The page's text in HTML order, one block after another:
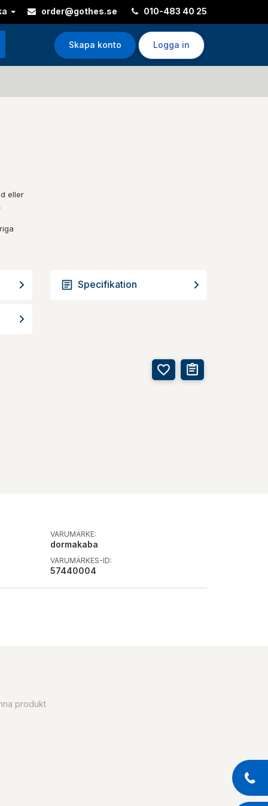
order@gothes.se 010-483 40 25
Skapa konto Logga in
eller
Specifikation
VARUMÄRKE:
dormakaba
VARUMÄRKES-ID:
57440004
produkt